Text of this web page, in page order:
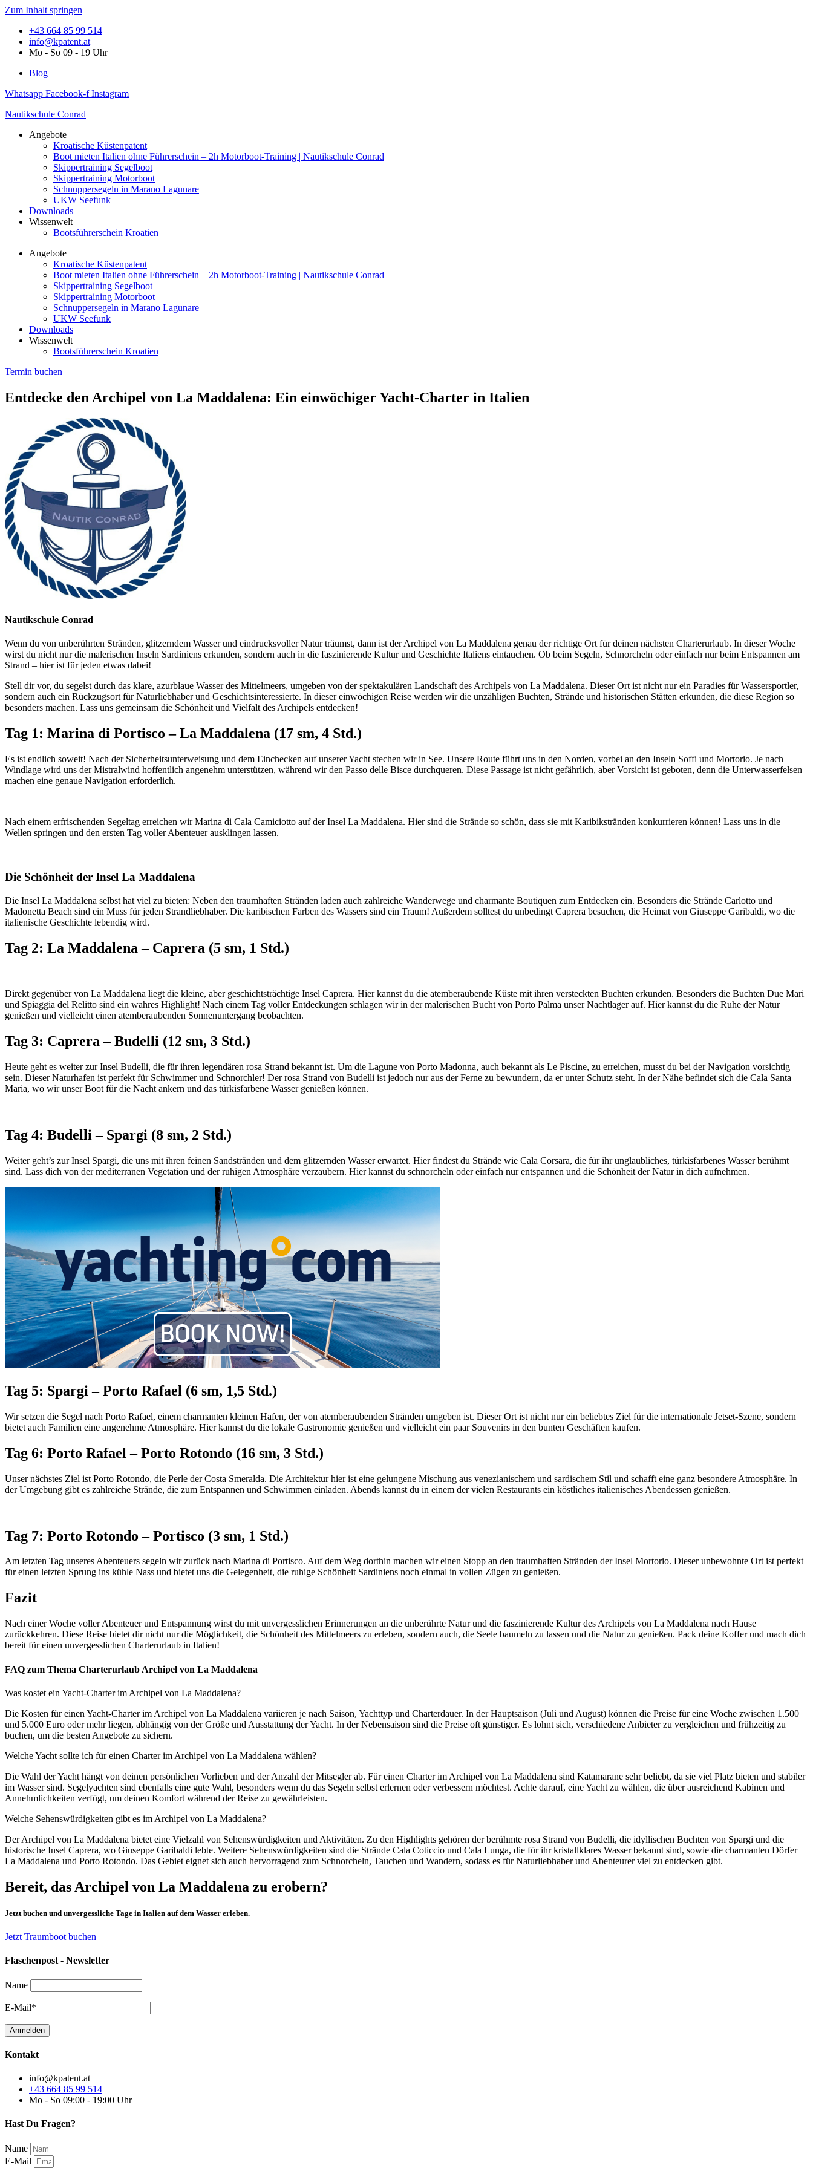
Zum Inhalt springen
+43 664 85 99 514
info@kpatent.at
Mo - So 09 - 19 Uhr
Blog
Whatsapp Facebook-f Instagram
Nautikschule Conrad
Angebote
Kroatische Küstenpatent
Boot mieten Italien ohne Führerschein – 2h Motorboot-Training | Nautikschule Conrad
Skippertraining Segelboot
Skippertraining Motorboot
Schnuppersegeln in Marano Lagunare
UKW Seefunk
Downloads
Wissenwelt
Bootsführerschein Kroatien
Angebote
Kroatische Küstenpatent
Boot mieten Italien ohne Führerschein – 2h Motorboot-Training | Nautikschule Conrad
Skippertraining Segelboot
Skippertraining Motorboot
Schnuppersegeln in Marano Lagunare
UKW Seefunk
Downloads
Wissenwelt
Bootsführerschein Kroatien
Termin buchen
Entdecke den Archipel von La Maddalena: Ein einwöchiger Yacht-Charter in Italien
Nautikschule Conrad
Wenn du von unberührten Stränden, glitzerndem Wasser und eindrucksvoller Natur träumst, dann ist der Archipel von La Maddalena genau der richtige Ort für deinen nächsten Charterurlaub. In dieser Woche
wirst du nicht nur die malerischen Inseln Sardiniens erkunden, sondern auch in die faszinierende Kultur und Geschichte Italiens eintauchen. Ob beim Segeln, Schnorcheln oder einfach nur beim Entspannen am
Strand – hier ist für jeden etwas dabei!
Stell dir vor, du segelst durch das klare, azurblaue Wasser des Mittelmeers, umgeben von der spektakulären Landschaft des Archipels von La Maddalena. Dieser Ort ist nicht nur ein Paradies für Wassersportler,
sondern auch ein Rückzugsort für Naturliebhaber und Geschichtsinteressierte. In dieser einwöchigen Reise werden wir die unzähligen Buchten, Strände und historischen Stätten erkunden, die diese Region so
besonders machen. Lass uns gemeinsam die Schönheit und Vielfalt des Archipels entdecken!
Tag 1: Marina di Portisco – La Maddalena (17 sm, 4 Std.)
Es ist endlich soweit! Nach der Sicherheitsunterweisung und dem Einchecken auf unserer Yacht stechen wir in See. Unsere Route führt uns in den Norden, vorbei an den Inseln Soffi und Mortorio. Je nach
Windlage wird uns der Mistralwind hoffentlich angenehm unterstützen, während wir den Passo delle Bisce durchqueren. Diese Passage ist nicht gefährlich, aber Vorsicht ist geboten, denn die Unterwasserfelsen
machen eine genaue Navigation erforderlich.
Nach einem erfrischenden Segeltag erreichen wir Marina di Cala Camiciotto auf der Insel La Maddalena. Hier sind die Strände so schön, dass sie mit Karibikstränden konkurrieren können! Lass uns in die
Wellen springen und den ersten Tag voller Abenteuer ausklingen lassen.
Die Schönheit der Insel La Maddalena
Die Insel La Maddalena selbst hat viel zu bieten: Neben den traumhaften Stränden laden auch zahlreiche Wanderwege und charmante Boutiquen zum Entdecken ein. Besonders die Strände Carlotto und
Madonetta Beach sind ein Muss für jeden Strandliebhaber. Die karibischen Farben des Wassers sind ein Traum! Außerdem solltest du unbedingt Caprera besuchen, die Heimat von Giuseppe Garibaldi, wo die
italienische Geschichte lebendig wird.
Tag 2: La Maddalena – Caprera (5 sm, 1 Std.)
Direkt gegenüber von La Maddalena liegt die kleine, aber geschichtsträchtige Insel Caprera. Hier kannst du die atemberaubende Küste mit ihren versteckten Buchten erkunden. Besonders die Buchten Due Mari
und Spiaggia del Relitto sind ein wahres Highlight! Nach einem Tag voller Entdeckungen schlagen wir in der malerischen Bucht von Porto Palma unser Nachtlager auf. Hier kannst du die Ruhe der Natur
genießen und vielleicht einen atemberaubenden Sonnenuntergang beobachten.
Tag 3: Caprera – Budelli (12 sm, 3 Std.)
Heute geht es weiter zur Insel Budelli, die für ihren legendären rosa Strand bekannt ist. Um die Lagune von Porto Madonna, auch bekannt als Le Piscine, zu erreichen, musst du bei der Navigation vorsichtig
sein. Dieser Naturhafen ist perfekt für Schwimmer und Schnorchler! Der rosa Strand von Budelli ist jedoch nur aus der Ferne zu bewundern, da er unter Schutz steht. In der Nähe befindet sich die Cala Santa
Maria, wo wir unser Boot für die Nacht ankern und das türkisfarbene Wasser genießen können.
Tag 4: Budelli – Spargi (8 sm, 2 Std.)
Weiter geht’s zur Insel Spargi, die uns mit ihren feinen Sandstränden und dem glitzernden Wasser erwartet. Hier findest du Strände wie Cala Corsara, die für ihr unglaubliches, türkisfarbenes Wasser berühmt
sind. Lass dich von der mediterranen Vegetation und der ruhigen Atmosphäre verzaubern. Hier kannst du schnorcheln oder einfach nur entspannen und die Schönheit der Natur in dich aufnehmen.
Tag 5: Spargi – Porto Rafael (6 sm, 1,5 Std.)
Wir setzen die Segel nach Porto Rafael, einem charmanten kleinen Hafen, der von atemberaubenden Stränden umgeben ist. Dieser Ort ist nicht nur ein beliebtes Ziel für die internationale Jetset-Szene, sondern
bietet auch Familien eine angenehme Atmosphäre. Hier kannst du die lokale Gastronomie genießen und vielleicht ein paar Souvenirs in den bunten Geschäften kaufen.
Tag 6: Porto Rafael – Porto Rotondo (16 sm, 3 Std.)
Unser nächstes Ziel ist Porto Rotondo, die Perle der Costa Smeralda. Die Architektur hier ist eine gelungene Mischung aus venezianischem und sardischem Stil und schafft eine ganz besondere Atmosphäre. In
der Umgebung gibt es zahlreiche Strände, die zum Entspannen und Schwimmen einladen. Abends kannst du in einem der vielen Restaurants ein köstliches italienisches Abendessen genießen.
Tag 7: Porto Rotondo – Portisco (3 sm, 1 Std.)
Am letzten Tag unseres Abenteuers segeln wir zurück nach Marina di Portisco. Auf dem Weg dorthin machen wir einen Stopp an den traumhaften Stränden der Insel Mortorio. Dieser unbewohnte Ort ist perfekt
für einen letzten Sprung ins kühle Nass und bietet uns die Gelegenheit, die ruhige Schönheit Sardiniens noch einmal in vollen Zügen zu genießen.
Fazit
Nach einer Woche voller Abenteuer und Entspannung wirst du mit unvergesslichen Erinnerungen an die unberührte Natur und die faszinierende Kultur des Archipels von La Maddalena nach Hause
zurückkehren. Diese Reise bietet dir nicht nur die Möglichkeit, die Schönheit des Mittelmeers zu erleben, sondern auch, die Seele baumeln zu lassen und die Natur zu genießen. Pack deine Koffer und mach dich
bereit für einen unvergesslichen Charterurlaub in Italien!
FAQ zum Thema Charterurlaub Archipel von La Maddalena
Was kostet ein Yacht-Charter im Archipel von La Maddalena?
Die Kosten für einen Yacht-Charter im Archipel von La Maddalena variieren je nach Saison, Yachttyp und Charterdauer. In der Hauptsaison (Juli und August) können die Preise für eine Woche zwischen 1.500
und 5.000 Euro oder mehr liegen, abhängig von der Größe und Ausstattung der Yacht. In der Nebensaison sind die Preise oft günstiger. Es lohnt sich, verschiedene Anbieter zu vergleichen und frühzeitig zu
buchen, um die besten Angebote zu sichern.
Welche Yacht sollte ich für einen Charter im Archipel von La Maddalena wählen?
Die Wahl der Yacht hängt von deinen persönlichen Vorlieben und der Anzahl der Mitsegler ab. Für einen Charter im Archipel von La Maddalena sind Katamarane sehr beliebt, da sie viel Platz bieten und stabiler
im Wasser sind. Segelyachten sind ebenfalls eine gute Wahl, besonders wenn du das Segeln selbst erlernen oder verbessern möchtest. Achte darauf, eine Yacht zu wählen, die über ausreichend Kabinen und
Annehmlichkeiten verfügt, um deinen Komfort während der Reise zu gewährleisten.
Welche Sehenswürdigkeiten gibt es im Archipel von La Maddalena?
Der Archipel von La Maddalena bietet eine Vielzahl von Sehenswürdigkeiten und Aktivitäten. Zu den Highlights gehören der berühmte rosa Strand von Budelli, die idyllischen Buchten von Spargi und die
historische Insel Caprera, wo Giuseppe Garibaldi lebte. Weitere Sehenswürdigkeiten sind die Strände Cala Coticcio und Cala Lunga, die für ihr kristallklares Wasser bekannt sind, sowie die charmanten Dörfer
La Maddalena und Porto Rotondo. Das Gebiet eignet sich auch hervorragend zum Schnorcheln, Tauchen und Wandern, sodass es für Naturliebhaber und Abenteurer viel zu entdecken gibt.
Bereit, das Archipel von La Maddalena zu erobern?
Jetzt buchen und unvergessliche Tage in Italien auf dem Wasser erleben.
Jetzt Traumboot buchen
Flaschenpost - Newsletter
Name
E-Mail*
Kontakt
info@kpatent.at
+43 664 85 99 514
Mo - So 09:00 - 19:00 Uhr
Hast Du Fragen?
Name
E-Mail